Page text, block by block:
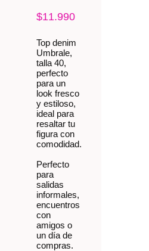
$11.990
Top denim
Umbrale,
talla 40,
perfecto
para un
look fresco
y estiloso,
ideal para
resaltar tu
figura con
comodidad.
Perfecto
para
salidas
informales,
encuentros
con
amigos o
un día de
compras.